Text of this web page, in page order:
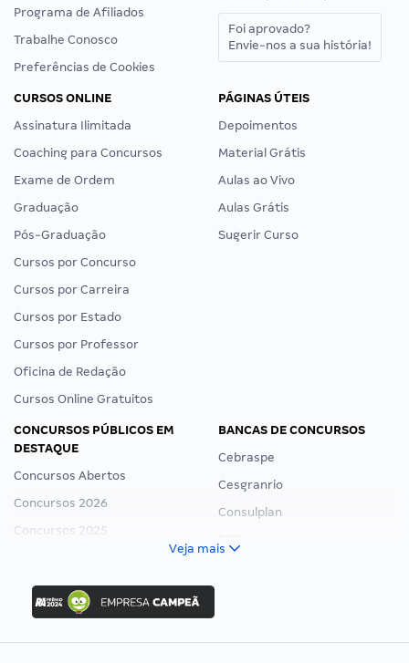
Programa de Afiliados
Trabalhe Conosco
Preferências de Cookies
Foi aprovado?
Envie-nos a sua história!
CURSOS ONLINE
Assinatura Ilimitada
Coaching para Concursos
Exame de Ordem
Graduação
Pós-Graduação
Cursos por Concurso
Cursos por Carreira
Cursos por Estado
Cursos por Professor
Oficina de Redação
Cursos Online Gratuitos
PÁGINAS ÚTEIS
Depoimentos
Material Grátis
Aulas ao Vivo
Aulas Grátis
Sugerir Curso
CONCURSOS PÚBLICOS EM
DESTAQUE
Concursos Abertos
Concursos 2026
Concursos 2025
Concurso Ibama
Concurso MPU
Editais publicados
BANCAS DE CONCURSOS
Cebraspe
Cesgranrio
Consulplan
Veja mais